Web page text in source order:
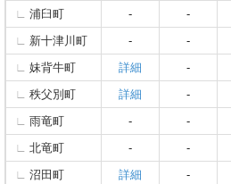
浦臼町
- -
新十津川町
- -
妹背牛町
詳細 -
秩父別町
詳細 -
雨竜町
- -
北竜町
- -
沼田町
詳細 -